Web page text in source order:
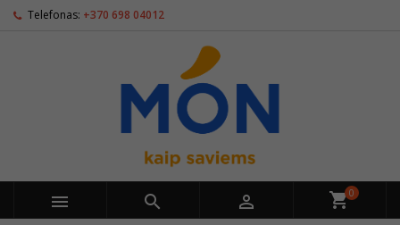
Telefonas: +370 698 04012
   0